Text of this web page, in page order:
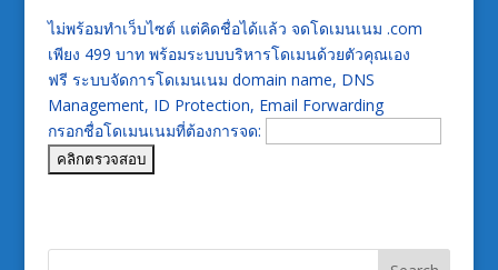
ไม่พร้อมทำเว็บไซต์ แต่คิดชื่อได้แล้ว จดโดเมนเนม .com
เพียง 499 บาท พร้อมระบบบริหารโดเมนด้วยตัวคุณเอง
ฟรี ระบบจัดการโดเมนเนม domain name, DNS
Management, ID Protection, Email Forwarding
กรอกชื่อโดเมนเนมที่ต้องการจด: